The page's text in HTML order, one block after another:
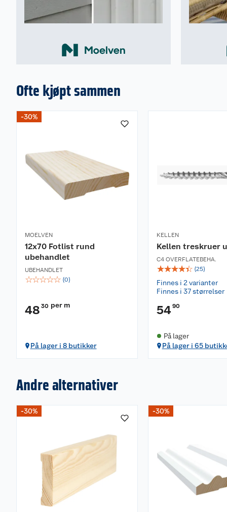
Ofte kjøpt sammen
-30%
MOELVEN
12x70 Fotlist rund
ubehandlet
UBEHANDLET
☆☆☆☆☆ (0)
48 30 per m
På lager i 8 butikker
KELLEN
Kellen treskruer
C4 OVERFLATEBEHA.
☆☆☆☆☆ (25)
Finnes i 2 varianter
Finnes i 37 størrelser
5490
På lager
På lager i 65
Andre alternativer
-30% -30%